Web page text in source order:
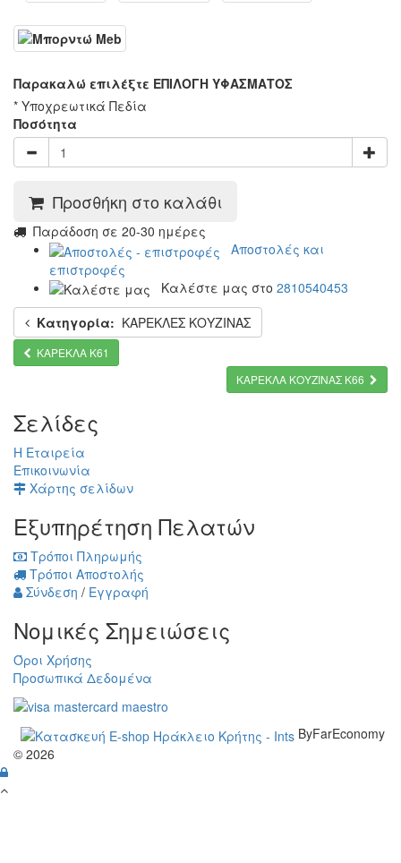
Παρακαλώ επιλέξτε ΕΠΙΛΟΓΗ ΥΦΑΣΜΑΤΟΣ
* Υποχρεωτικά Πεδία
Ποσότητα
Προσθήκη στο καλάθι
Παράδοση σε 20-30 ημέρες
Αποστολές και
επιστροφές
Καλέστε μας στο 2810540453
Κατηγορία: ΚΑΡΕΚΛΕΣ ΚΟΥΖΙΝΑΣ
ΚΑΡΕΚΛΑ Κ61
ΚΑΡΕΚΛΑ ΚΟΥΖΙΝΑΣ Κ66
Σελίδες
Η Εταιρεία
Επικοινωνία
Χάρτης σελίδων
Εξυπηρέτηση Πελατών
Τρόποι Πληρωμής
Τρόποι Αποστολής
Σύνδεση / Εγγραφή
Νομικές Σημειώσεις
Όροι Χρήσης
Προσωπικά Δεδομένα
ByFarEconomy
© 2026